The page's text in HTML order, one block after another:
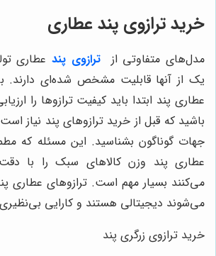
ترازوی پند عطاری
متفاوتی ازترازوی پند عطاری
از آنها قابلیت مشخص شده‌ای دارند.
پند ابتدا باید کیفیت ترازوها را
که قبل از خرید ترازوهای پند نیاز است
گوناگون بشناسید. این مسئله که
پند وزن کالاهای سبک را با دقت
بسیار مهم است. ترازوهای عطاری پند
دیجیتالی هستند و کارایی بی‌نظیری
ترازوی زرگری پند